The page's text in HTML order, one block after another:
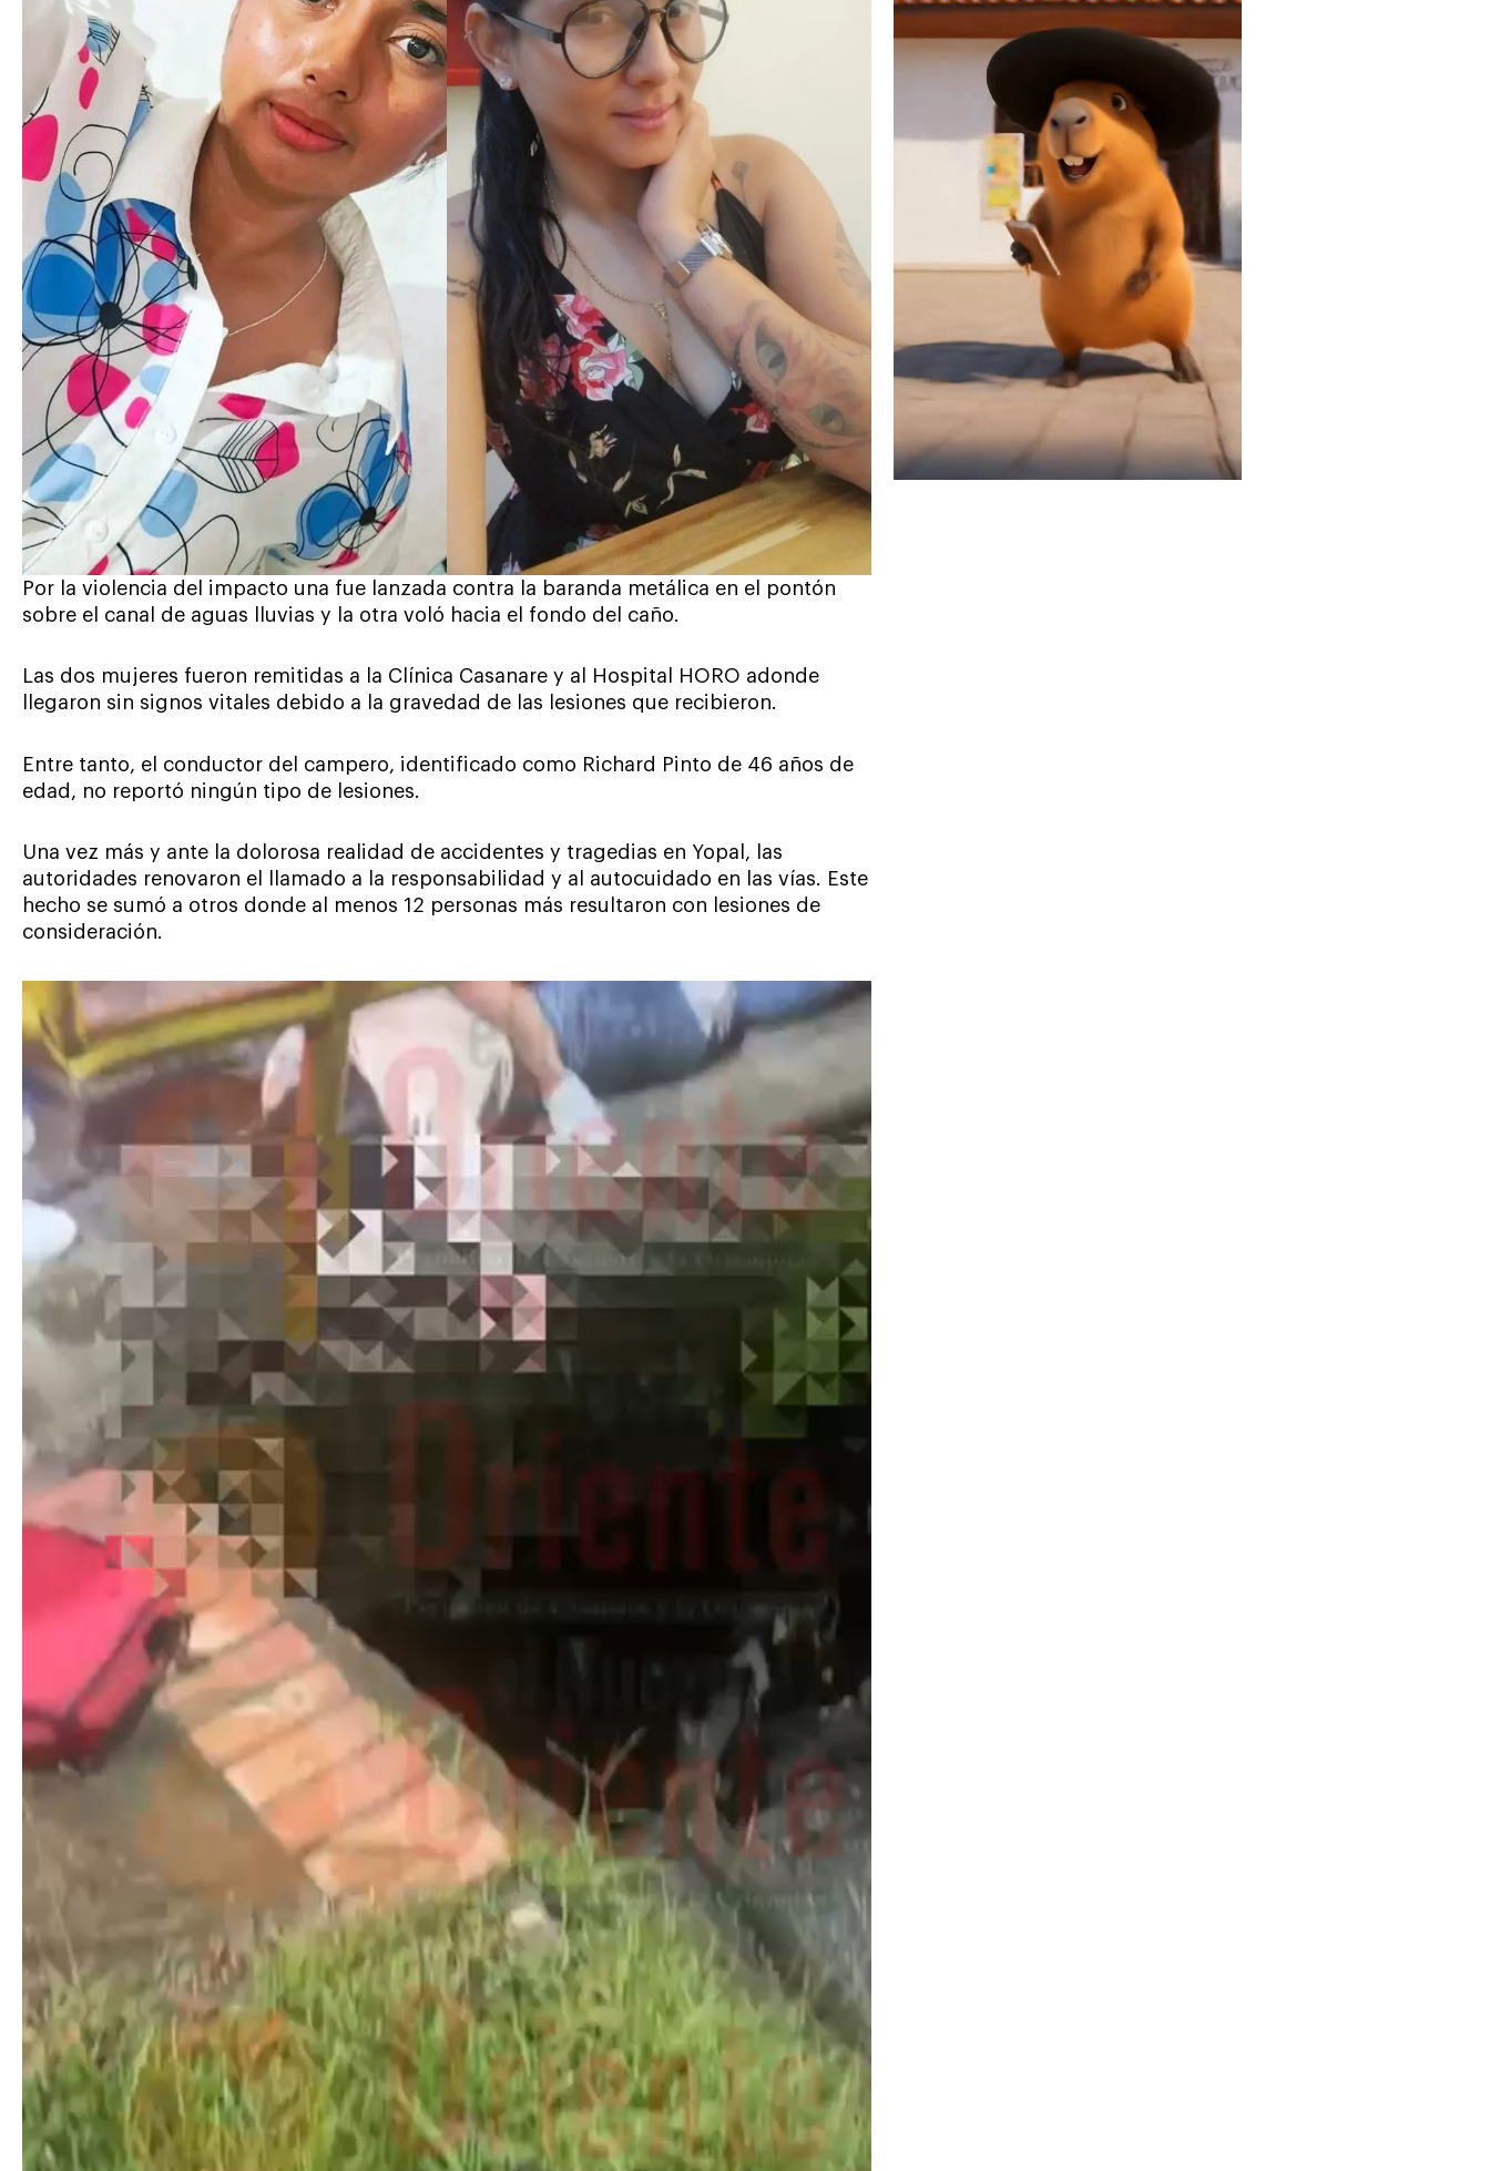
Por la violencia del impacto una fue lanzada contra la baranda metálica en el pontón
sobre el canal de aguas lluvias y la otra voló hacia el fondo del caño.
Las dos mujeres fueron remitidas a la Clínica Casanare y al Hospital HORO adonde
llegaron sin signos vitales debido a la gravedad de las lesiones que recibieron.
Entre tanto, el conductor del campero, identificado como Richard Pinto de 46 años de
edad, no reportó ningún tipo de lesiones.
Una vez más y ante la dolorosa realidad de accidentes y tragedias en Yopal, las
autoridades renovaron el llamado a la responsabilidad y al autocuidado en las vías. Este
hecho se sumó a otros donde al menos 12 personas más resultaron con lesiones de
consideración.